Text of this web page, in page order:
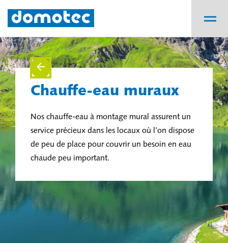
Chauffe-eau muraux
Nos chauffe-eau à montage mural assurent un
service précieux dans les locaux où l’on dispose
de peu de place pour couvrir un besoin en eau
chaude peu important.